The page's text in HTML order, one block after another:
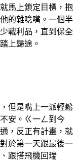
馬上鎖定目標，抱
的雜唸嘴。一個半
戰利品，直到保全
上歸途。
但是嘴上一派輕鬆
安。ㄍ一ㄥ到今
，反正有計畫，就
於第一天跟最後一
跟搭飛機回瑞